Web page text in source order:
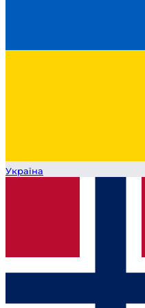
Україна